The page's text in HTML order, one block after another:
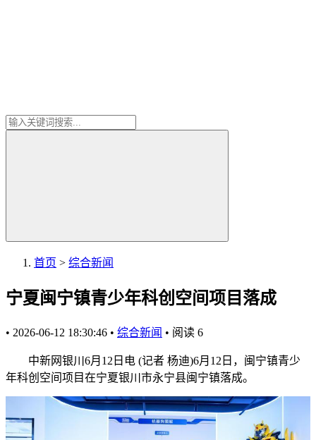
首页 > 综合新闻
宁夏闽宁镇青少年科创空间项目落成
• 2026-06-12 18:30:46 • 综合新闻 • 阅读 6
中新网银川6月12日电 (记者 杨迪)6月12日，闽宁镇青少
年科创空间项目在宁夏银川市永宁县闽宁镇落成。